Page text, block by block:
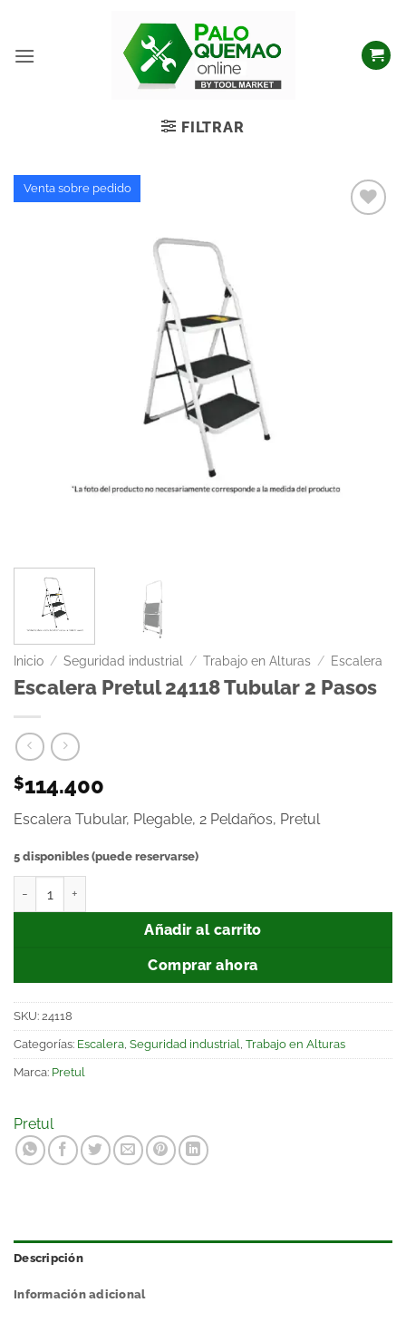
FILTRAR
Venta sobre pedido
Inicio / Seguridad industrial / Trabajo en Alturas / Escalera
Escalera Pretul 24118 Tubular 2 Pasos
$114.400
Escalera Tubular, Plegable, 2 Peldaños, Pretul
5 disponibles (puede reservarse)
Añadir al carrito
Comprar ahora
SKU: 24118
Categorías: Escalera Seguridad industrial Trabajo en Alturas
Marca: Pretul
Pretul
Descripción
Información adicional